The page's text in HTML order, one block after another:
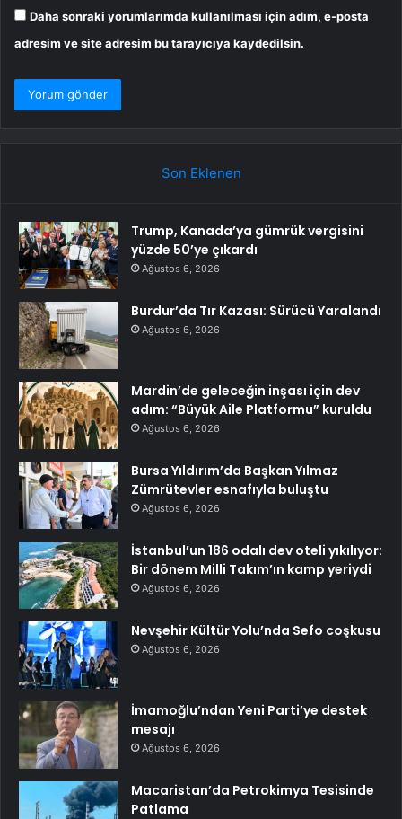
Daha sonraki yorumlarımda kullanılması için adım, e-posta
adresim ve site adresim bu tarayıcıya kaydedilsin.
Son Eklenen
Trump, Kanada’ya gümrük vergisini
yüzde 50’ye çıkardı
Ağustos 6, 2026
Burdur’da Tır Kazası: Sürücü Yaralandı
Ağustos 6, 2026
Mardin’de geleceğin inşası için dev
adım: “Büyük Aile Platformu” kuruldu
Ağustos 6, 2026
Bursa Yıldırım’da Başkan Yılmaz
Zümrütevler esnafıyla buluştu
Ağustos 6, 2026
İstanbul’un 186 odalı dev oteli yıkılıyor:
Bir dönem Milli Takım’ın kamp yeriydi
Ağustos 6, 2026
Nevşehir Kültür Yolu’nda Sefo coşkusu
Ağustos 6, 2026
İmamoğlu’ndan Yeni Parti’ye destek
mesajı
Ağustos 6, 2026
Macaristan’da Petrokimya Tesisinde
Patlama